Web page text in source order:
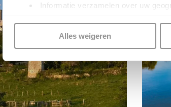
Informatie verzamelen over uw
Uw apparaat identificeren door het
Lees meer over hoe uw persoonlijke
Kijk vooral rond en laat je inspireren.
functionele cookiesom je een optimale
gepersonaliseerde advertenties te tonen
Alles weigeren